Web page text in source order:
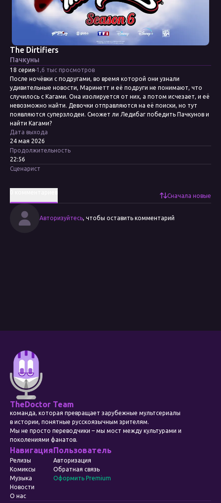
The Dirtifiers
Пачкуны
18 серия 1,6 тыс просмотров
После ночёвки с подругами, во время которой они узнали
удивительные новости, Маринетт и её подруги не понимают, что
случилось с Кагами. Она изолируется от них, а потом исчезает, и её
невозможно найти. Девочки отправляются на её поиски, но тут
появляются суперзлодеи. Сможет ли Ледибаг победить Пачкунов и
найти Кагами?
Дата выхода
24 мая 2026
Продолжительность
22:56
Сценарист
Томас Астрюк, Вильфрид Пэн
Раскадровка
Жереми Абрам Паолетти, Сильви Танг, Матье Робер, Жан-Жак Дени
Сначала новые
Авторизуйтесь, чтобы оставить комментарий
TheDoctor Team
команда, которая превращает зарубежные мультсериалы
в истории, понятные русскоязычным зрителям.
Мы не просто переводчики – мы мост между культурами и
поколениями фанатов.
Навигация
Релизы
Комиксы
Музыка
Новости
О нас
Пользователь
Авторизация
Обратная связь
Оформить Premium